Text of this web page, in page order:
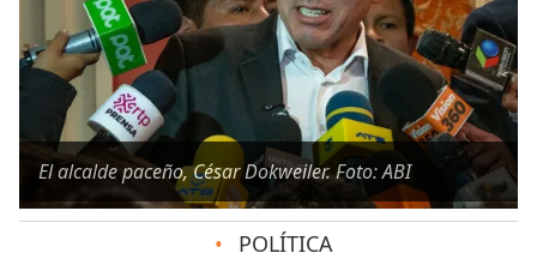
El alcalde paceño, César Dokweiler. Foto: ABI
• POLÍTICA